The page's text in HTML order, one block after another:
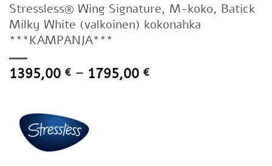
Stressless® Wing Signature, M-koko, Batick
Milky White (valkoinen) kokonahka
***KAMPANJA***
1395,00 € – 1795,00 €Hintaluokka: